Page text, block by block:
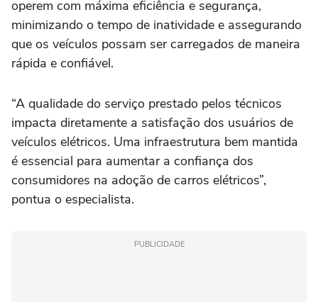
operem com máxima eficiência e segurança,
minimizando o tempo de inatividade e assegurando
que os veículos possam ser carregados de maneira
rápida e confiável.
“A qualidade do serviço prestado pelos técnicos
impacta diretamente a satisfação dos usuários de
veículos elétricos. Uma infraestrutura bem mantida
é essencial para aumentar a confiança dos
consumidores na adoção de carros elétricos”,
pontua o especialista.
PUBLICIDADE